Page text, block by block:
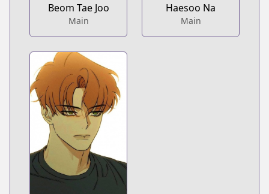
Beom Tae Joo
Main
Haesoo Na
Main